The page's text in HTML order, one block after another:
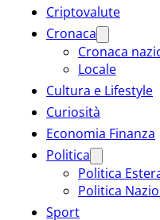
Criptovalute
Cronaca
Cronaca
Locale
Cultura e Lifestyle
Curiosità
Economia Finanza
Politica
Politica
Politica
Sport